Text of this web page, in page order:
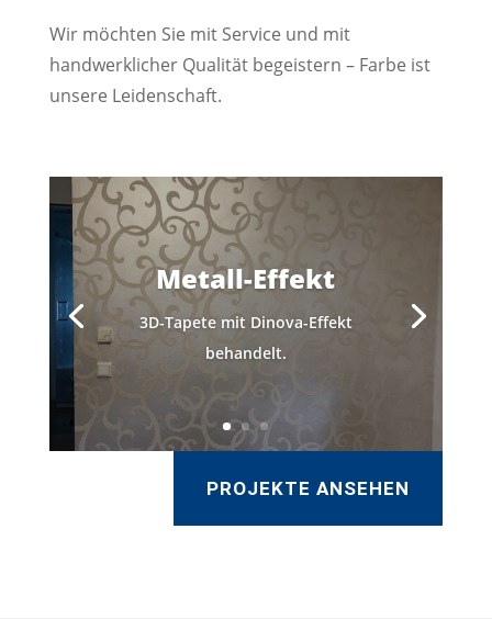
Wir möchten Sie mit Service und mit
handwerklicher Qualität begeistern – Farbe ist
unsere Leidenschaft.
Metall-Effekt
3D-Tapete mit Dinova-Effekt
behandelt.
PROJEKTE ANSEHEN